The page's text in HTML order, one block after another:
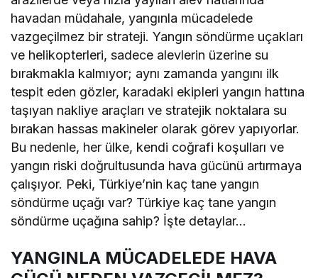
havadan müdahale, yangınla mücadelede
vazgeçilmez bir strateji. Yangın söndürme uçakları
ve helikopterleri, sadece alevlerin üzerine su
bırakmakla kalmıyor; aynı zamanda yangını ilk
tespit eden gözler, karadaki ekipleri yangın hattına
taşıyan nakliye araçları ve stratejik noktalara su
bırakan hassas makineler olarak görev yapıyorlar.
Bu nedenle, her ülke, kendi coğrafi koşulları ve
yangın riski doğrultusunda hava gücünü artırmaya
çalışıyor. Peki, Türkiye’nin kaç tane yangın
söndürme uçağı var? Türkiye kaç tane yangın
söndürme uçağına sahip? İşte detaylar…
YANGINLA MÜCADELEDE HAVA